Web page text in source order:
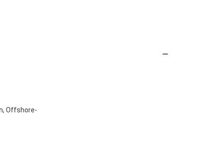
Offshore-